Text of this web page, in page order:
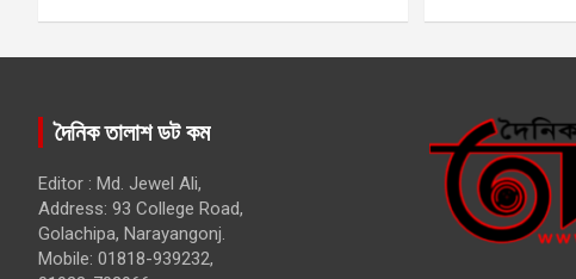
দৈনিক তালাশ ডট কম
Editor : Md. Jewel Ali,
Address: 93 College Road,
Golachipa, Narayangonj.
Mobile: 01818-939232,